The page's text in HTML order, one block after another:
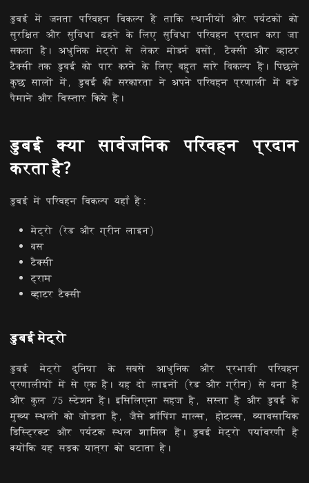
डुबई में जनता परिवहन विकल्प हैं ताकि स्थानीयों और पर्यटकों को
सुरक्षित और सुविधा ढहने के लिए सुविधा परिवहन प्रदान करा जा
सकता है। अधुनिक मेट्रो से लेकर मोडर्न बसों, टैक्सी और व्हाटर
टैक्सी तक डुबई को पार करने के लिए बहुत सारे विकल्प हैं। पिछले
कुछ सालों में, डुबई की सरकारता ने अपने परिवहन प्रणाली में बड़े
पैमाने और विस्तार किये हैं।
डुबई क्या सार्वजनिक परिवहन प्रदान
करता है?
डुबई में परिवहन विकल्प यहाँ हैं:
मेट्रो (रेड और ग्रीन लाइन)
बस
टैक्सी
ट्राम
व्हाटर टैक्सी
डुबई मेट्रो
डुबई मेट्रो दुनिया के सबसे आधुनिक और प्रभावी परिवहन
प्रणालीयों में से एक है। यह दो लाइनों (रेड और ग्रीन) से बना है
और कुल 75 स्टेशन हैं। इसिलिएना सहज है, सस्ता है और डुबई के
मुख्य स्थलों को जोड़ता है, जैसे शॉपिंग माल्स, होटल्स, व्यावसायिक
डिस्ट्रिक्ट और पर्यटक स्थल शामिल हैं। डुबई मेट्रो पर्यावरणी है
क्योंकि यह सड़क यात्रा को घटाता है।